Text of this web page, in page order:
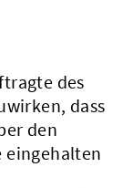
des
dass
den
eingehalten